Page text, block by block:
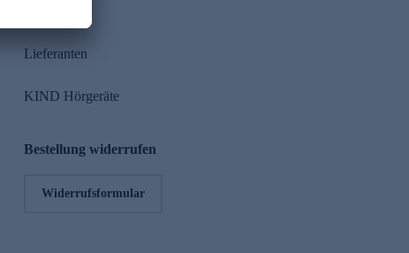
Lieferanten
KIND Hörgeräte
Bestellung widerrufen
Widerrufsformular